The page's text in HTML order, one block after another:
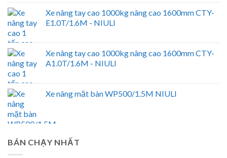
Xe nâng tay cao 1000kg nâng cao 1600mm CTY-
E1.0T/1.6M - NIULI
Xe nâng tay cao 1000kg nâng cao 1600mm CTY-
A1.0T/1.6M - NIULI
Xe nâng mặt bàn WP500/1.5M NIULI
BÁN CHẠY NHẤT